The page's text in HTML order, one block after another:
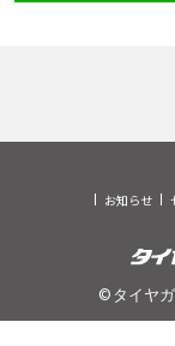
お知らせ
© タイヤ